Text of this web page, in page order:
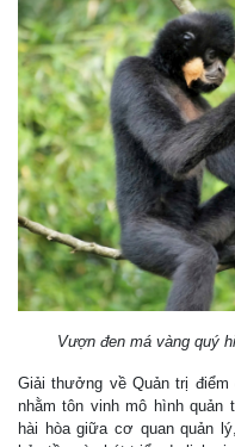
Vượn đen má vàng quý
Giải thưởng về Quản trị điểm
nhằm tôn vinh mô hình
hài hòa giữa cơ quan quản